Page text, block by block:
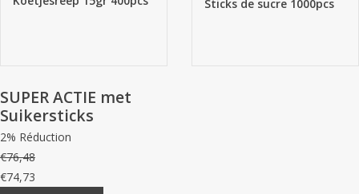
Sticks de sucre 1000pcs
SUPER ACTIE met
Suikersticks
2% Réduction
€76,48
€74,73